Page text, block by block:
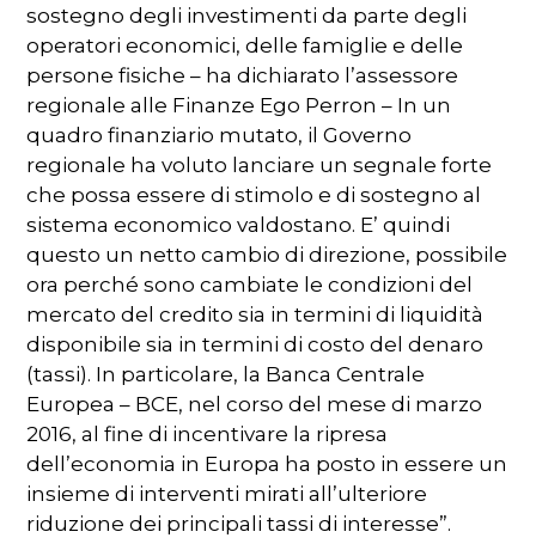
sostegno degli investimenti da parte degli
operatori economici, delle famiglie e delle
persone fisiche – ha dichiarato l’assessore
regionale alle Finanze Ego Perron – In un
quadro finanziario mutato, il Governo
regionale ha voluto lanciare un segnale forte
che possa essere di stimolo e di sostegno al
sistema economico valdostano. E’ quindi
questo un netto cambio di direzione, possibile
ora perché sono cambiate le condizioni del
mercato del credito sia in termini di liquidità
disponibile sia in termini di costo del denaro
(tassi). In particolare, la Banca Centrale
Europea – BCE, nel corso del mese di marzo
2016, al fine di incentivare la ripresa
dell’economia in Europa ha posto in essere un
insieme di interventi mirati all’ulteriore
riduzione dei principali tassi di interesse”.